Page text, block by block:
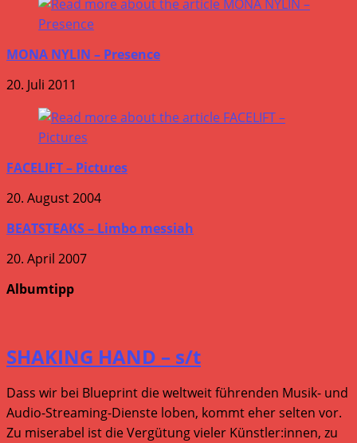
MONA NYLIN – Presence
20. Juli 2011
FACELIFT – Pictures
20. August 2004
BEATSTEAKS – Limbo messiah
20. April 2007
Albumtipp
SHAKING HAND – s/t
Dass wir bei Blueprint die weltweit führenden Musik- und
Audio-Streaming-Dienste loben, kommt eher selten vor.
Zu miserabel ist die Vergütung vieler Künstler:innen, zu